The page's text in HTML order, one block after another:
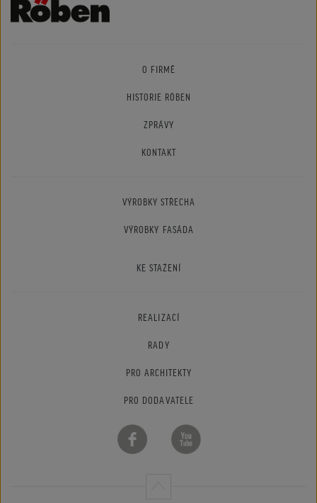
O FIRMĚ
HISTORIE RÖBEN
ZPRÁVY
KONTAKT
VÝROBKY STŘECHA
VÝROBKY FASÁDA
KE STAŽENÍ
REALIZACÍ
RADY
PRO ARCHITEKTY
PRO DODAVATELE